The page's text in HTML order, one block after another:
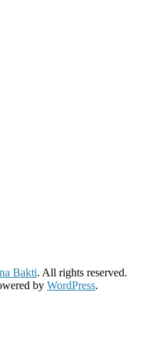
Bakti. All rights reserved.
by WordPress.